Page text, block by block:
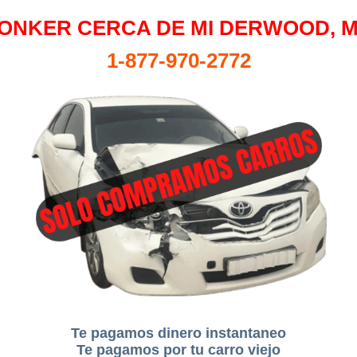
CERCA DE MI DERWOOD,
1-877-970-2772
Te pagamos dinero instantaneo
Te pagamos por tu carro viejo